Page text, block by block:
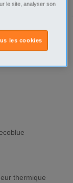
thermique
le site, analyser son
les cookies